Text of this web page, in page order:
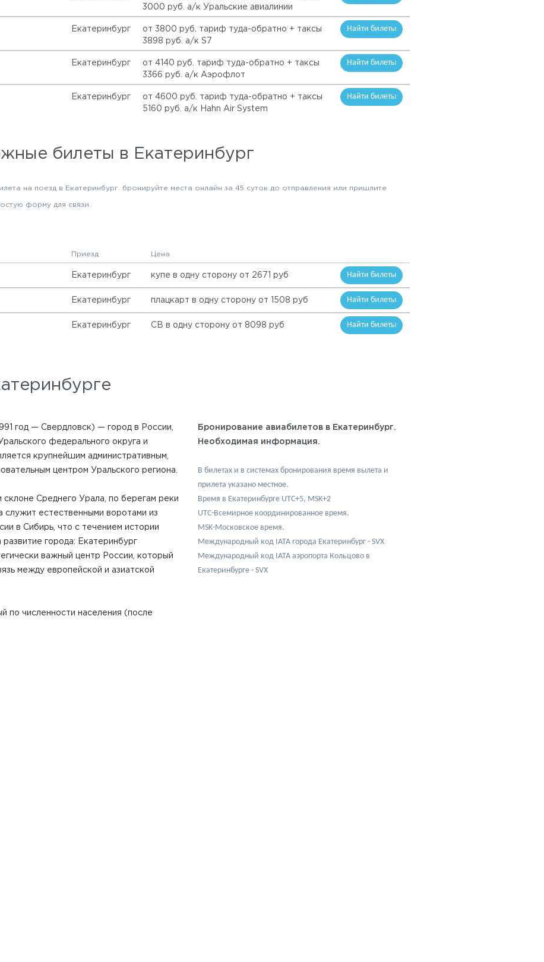
3000 руб. а/к Уральские авиалинии
Екатеринбург
от 3800 руб. тариф туда-обратно + таксы
3898 руб. а/к S7
Найти билеты
Екатеринбург
от 4140 руб. тариф туда-обратно + таксы
3366 руб. а/к Аэрофлот
Найти билеты
Екатеринбург
от 4600 руб. тариф туда-обратно + таксы
5160 руб. а/к Hahn Air System
Найти билеты
билеты в Екатеринбург
на поезд в Екатеринбург. бронируйте места онлайн за 45 суток до отправления или пришлите
форму для связи.
Приезд Цена
Екатеринбург купе в одну сторону от 2671 руб Найти билеты
Екатеринбург плацкарт в одну сторону от 1508 руб Найти билеты
Екатеринбург СВ в одну сторону от 8098 руб Найти билеты
год — Свердловск) — город в России,
федерального округа и
крупнейшим административным,
центром Уральского региона.
Среднего Урала, по берегам реки
служит естественными воротами из
в Сибирь, что с течением истории
города: Екатеринбург
важный центр России, который
между европейской и азиатской
по численности населения (после
Бронирование авиабилетов в Екатеринбург.
Необходимая информация.
В билетах и в системах бронирования время вылета и
прилета указано местное.
Время в Екатеринбурге UTC+5, МSK+2
UTC-Всемирное координированное время.
MSK-Московское время.
Международный код IATA города Екатеринбург - SVX
Международный код IATA аэропорта Кольцово в
Екатеринбурге - SVX